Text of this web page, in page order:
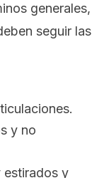
generales,
seguir las
y no
estirados y